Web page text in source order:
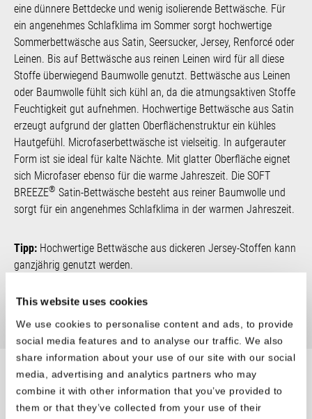
This website uses cookies
We use cookies to personalise content and ads, to provide
social media features and to analyse our traffic. We also
share information about your use of our site with our social
media, advertising and analytics partners who may
combine it with other information that you’ve provided to
them or that they’ve collected from your use of their
eine dünnere Bettdecke und wenig isolierende Bettwäsche. Für
ein angenehmes Schlafklima im Sommer sorgt hochwertige
Sommerbettwäsche aus Satin, Seersucker, Jersey, Renforcé oder
Leinen. Bis auf Bettwäsche aus reinen Leinen wird für all diese
Stoffe überwiegend Baumwolle genutzt. Bettwäsche aus Leinen
oder Baumwolle fühlt sich kühl an, da die atmungsaktiven Stoffe
Feuchtigkeit gut aufnehmen. Hochwertige Bettwäsche aus Satin
erzeugt aufgrund der glatten Oberflächenstruktur ein kühles
Hautgefühl. Microfaserbettwäsche ist vielseitig. In aufgerauter
Form ist sie ideal für kalte Nächte. Mit glatter Oberfläche eignet
sich Microfaser ebenso für die warme Jahreszeit. Die SOFT
BREEZE® Satin-Bettwäsche besteht aus reiner Baumwolle und
sorgt für ein angenehmes Schlafklima in der warmen Jahreszeit.
Tipp: Hochwertige Bettwäsche aus dickeren Jersey-Stoffen kann
ganzjährig genutzt werden.
Bettwäsche in der richtigen
Größe